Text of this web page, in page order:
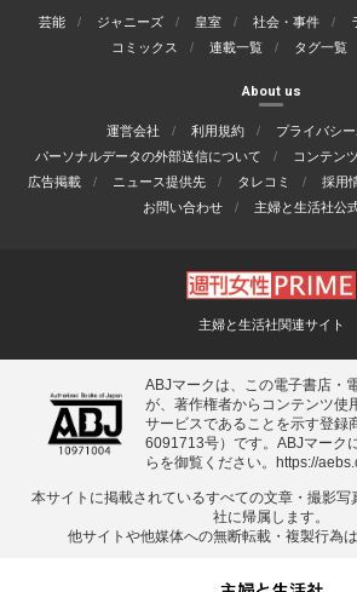
芸能 ジャニーズ 皇室 社会・事件
コミックス
連載一覧 タグ一覧
About us
運営会社 利用規約
プライバシ
パーソナルデータの外部送信について
コンテン
広告掲載
ニュース提供先 タレコミ 採用
お問い合わせ
主婦と生活社公
主婦と生活社関連サイト
ABJマークは、この電子書店・
が、著作権者からコンテンツ使
サービスであることを示す登録
6091713号）です。ABJマーク
らを御覧ください。
https://
本サイトに掲載されているすべての⽂章・撮影
社に帰属します。
他サイトや他媒体への無断転載・複製⾏為